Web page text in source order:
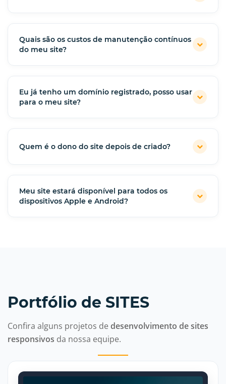
Quais são os custos de manutenção contínuos
do meu site?
Eu já tenho um domínio registrado, posso usar
para o meu site?
Quem é o dono do site depois de criado?
Meu site estará disponível para todos os
dispositivos Apple e Android?
Portfólio de SITES
Confira alguns projetos dedesenvolvimento de sites
responsivos da nossa equipe.